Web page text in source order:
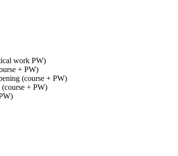
work PW)
+ PW)
(course + PW)
(course + PW)